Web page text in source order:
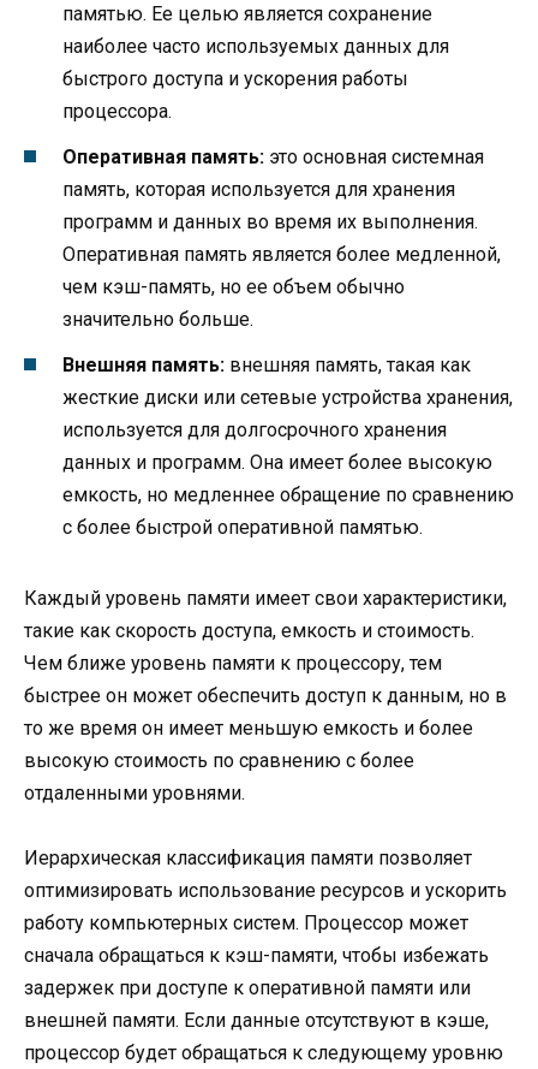
памятью. Ее целью является сохранение
наиболее часто используемых данных для
быстрого доступа и ускорения работы
процессора.
Оперативная память: это основная системная
память, которая используется для хранения
программ и данных во время их выполнения.
Оперативная память является более медленной,
чем кэш-память, но ее объем обычно
значительно больше.
Внешняя память: внешняя память, такая как
жесткие диски или сетевые устройства хранения,
используется для долгосрочного хранения
данных и программ. Она имеет более высокую
емкость, но медленнее обращение по сравнению
с более быстрой оперативной памятью.
Каждый уровень памяти имеет свои характеристики,
такие как скорость доступа, емкость и стоимость.
Чем ближе уровень памяти к процессору, тем
быстрее он может обеспечить доступ к данным, но в
то же время он имеет меньшую емкость и более
высокую стоимость по сравнению с более
отдаленными уровнями.
Иерархическая классификация памяти позволяет
оптимизировать использование ресурсов и ускорить
работу компьютерных систем. Процессор может
сначала обращаться к кэш-памяти, чтобы избежать
задержек при доступе к оперативной памяти или
внешней памяти. Если данные отсутствуют в кэше,
процессор будет обращаться к следующему уровню